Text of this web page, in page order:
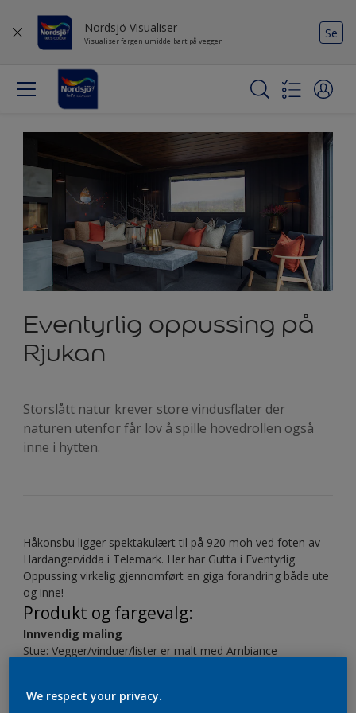
Nordsjö Visualiser
Visualiser fargen umiddelbart på veggen
Se
Eventyrlig oppussing på
Rjukan
Storslått natur krever store vindusflater der
naturen utenfor får lov å spille hovedrollen også
inne i hytten.
Håkonsbu ligger spektakulært til på 920 moh ved foten av
Hardangervidda i Telemark. Her har Gutta i Eventyrlig
Oppussing virkelig gjennomført en giga forandring både ute
og inne!
Produkt og fargevalg:
Innvendig maling
Stue: Vegger/vinduer/lister er malt med Ambiance
Taket i det store allrommet er beiset med Panellakk i fargen
We respect your privacy.